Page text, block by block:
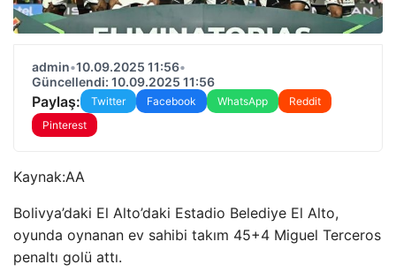
admin•10.09.2025 11:56•
Güncellendi: 10.09.2025 11:56
Paylaş: Twitter Facebook WhatsApp
Reddit
Pinterest
Kaynak:AA
Bolivya’daki El Alto’daki Estadio Belediye El Alto,
oyunda oynanan ev sahibi takım 45+4 Miguel Terceros
penaltı golü attı.